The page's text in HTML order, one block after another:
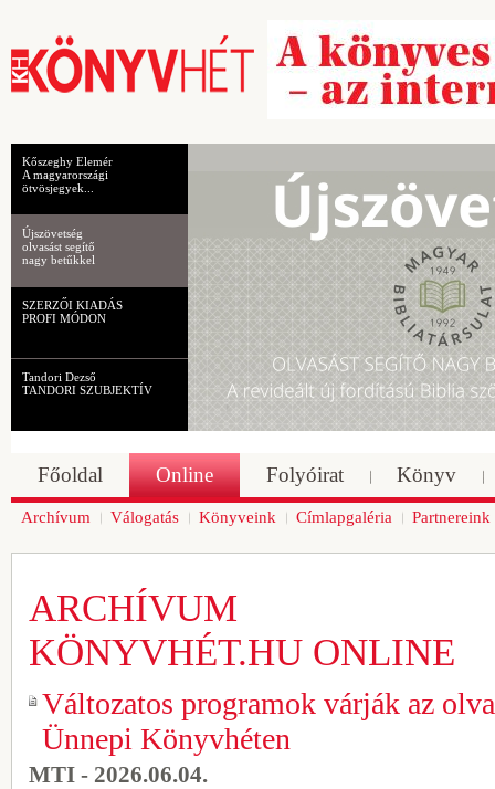
Kőszeghy Elemér
A magyarországi
ötvösjegyek...
Újszövetség
olvasást segítő
nagy betűkkel
SZERZŐI KIADÁS
PROFI MÓDON
Tandori Dezső
TANDORI SZUBJEKTÍV
Főoldal Online Folyóirat Könyv
Archívum Válogatás Könyveink Címlapgaléria Partnereink
ARCHÍVUM
KÖNYVHÉT.HU ONLINE
Változatos programok várják az
Ünnepi Könyvhéten
MTI - 2026.06.04.